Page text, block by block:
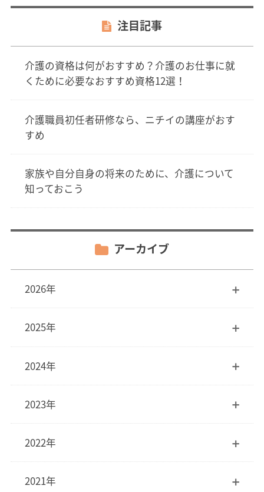
注目記事
介護の資格は何がおすすめ？介護のお仕事に就
くために必要なおすすめ資格12選！
介護職員初任者研修なら、ニチイの講座がおす
すめ
家族や自分自身の将来のために、介護について
知っておこう
アーカイブ
2026年
2025年
2024年
2023年
2022年
2021年